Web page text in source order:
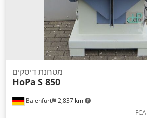
Baienfurt 2,837 km
מטחנת דיסקים
HoPa S 850